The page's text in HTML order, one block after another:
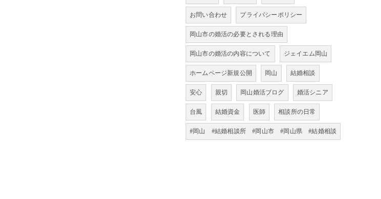
お問い合わせ プライバシーポリシー
岡山市の婚活の必要とされる理由
岡山市の婚活の内容について ジェイエム岡山
ホームページ新規公開 岡山 結婚相談
安心 親切 岡山婚活ブログ 婚活シニア
台風 結婚資金 医師 相談所の日常
#岡山 #結婚相談所 #岡山市 #岡山県 #結婚相談